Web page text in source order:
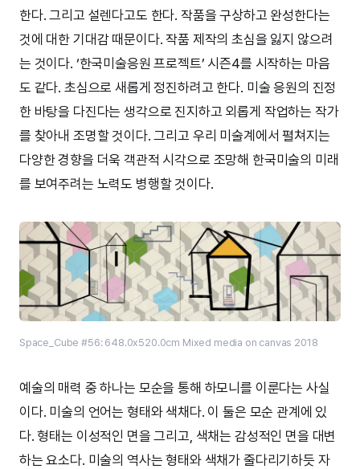
한다. 그리고 설렌다고도 한다. 작품을 구상하고 완성한다는
것에 대한 기대감 때문이다. 작품 제작의 초심을 잃지 않으려
는 것이다. ‘한국미술응원 프로젝트’ 시즌4를 시작하는 마음
도 같다. 초심으로 새롭게 정진하려고 한다. 미술 응원의 진정
한 바탕을 다진다는 생각으로 진지하고 외롭게 작업하는 작가
를 찾아내 조명할 것이다. 그리고 우리 미술계에서 펼쳐지는
다양한 경향을 더욱 객관적 시각으로 조망해 한국미술의 미래
를 보여주려는 노력도 병행할 것이다.
Space_Cube #56: 648.0x520.0cm Mixed media on canvas 2018
예술의 매력 중 하나는 모순을 통해 하모니를 이룬다는 사실
이다. 미술의 언어는 형태와 색채다. 이 둘은 모순 관계에 있
다. 형태는 이성적인 면을 그리고, 색채는 감성적인 면을 대변
하는 요소다. 미술의 역사는 형태와 색채가 줄다리기하듯 자